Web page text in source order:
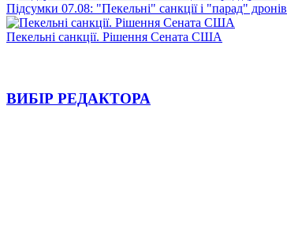
Підсумки 07.08: "Пекельні" санкції і "парад" дронів
Пекельні санкції. Рішення Сената США
ВИБІР РЕДАКТОРА